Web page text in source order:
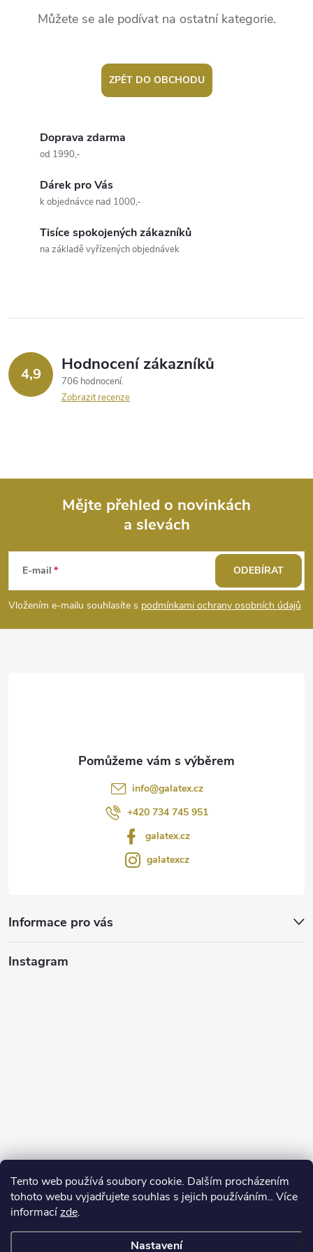
Tento web používá soubory cookie. Dalším procházením
tohoto webu vyjadřujete souhlas s jejich používáním.. Více
informacízde.
Nastavení
Můžete se ale podívat na ostatní kategorie.
ZPĚT DO OBCHODU
Doprava zdarma
od 1990,-
Dárek pro Vás
k objednávce nad 1000,-
Tisíce spokojených zákazníků
na základě vyřízených objednávek
4,9 Hodnocení zákazníků
706 hodnocení
Zobrazit recenze
p
a
Mějte přehled o novinkách
a slevách
E-mail
Vložením e-mailu souhlasíte s podmínkami ochrany osobních údajů
ODEBÍRAT
info@galatex.cz
+420 734 745 951
galatex.cz
galatexcz
Informace pro vás
Instagram
Sledovat na Instagramu